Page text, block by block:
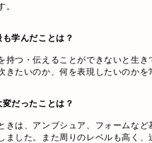
。
も学んだことは？
持つ・伝えることができないと生き
きたいのか、何を表現したいのかを
変だったことは？
きは、アンブシュア、フォームな
ました。また周りのレベルも高く